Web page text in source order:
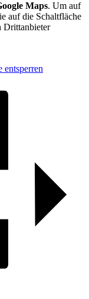
Maps. Um auf
auf die Schaltfläche
Drittanbieter
entsperren